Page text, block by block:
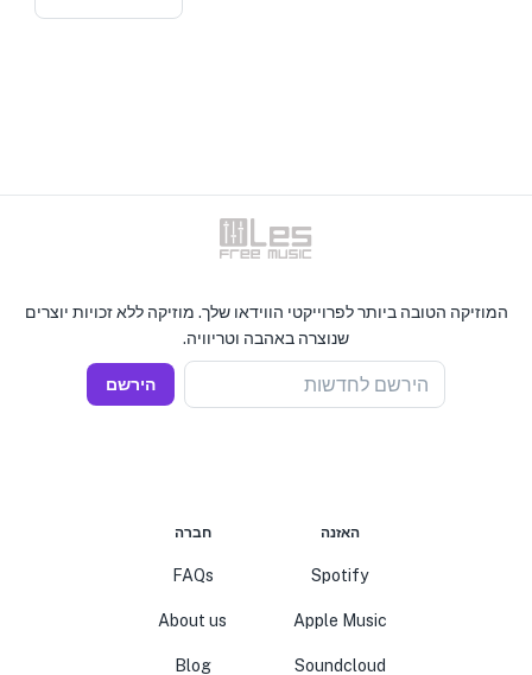
המוזיקה הטובה ביותר לפרוייקטי הווידאו שלך. מוזיקה ללא זכויות יוצרים
שנוצרה באהבה וטריוויה.
הירשם לחדשות הירשם
האזנה
Spotify
Apple Music
Soundcloud
חברה
FAQs
About us
Blog